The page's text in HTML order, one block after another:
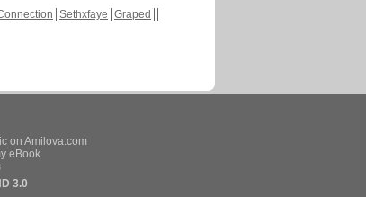
Sethxfaye Graped
on Amilova.com
eBook
3.0